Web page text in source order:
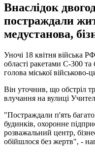
Внаслідок
постраждали
медустанова,
Уночі 18 квітня війська
області ракетами С-300
голова міської військово-
Він уточнив, що обстріл
влучання на вулиці
"Постраждали п'ять
будинків, охоронне
розважальний центр,
обійшлося без жертв", -